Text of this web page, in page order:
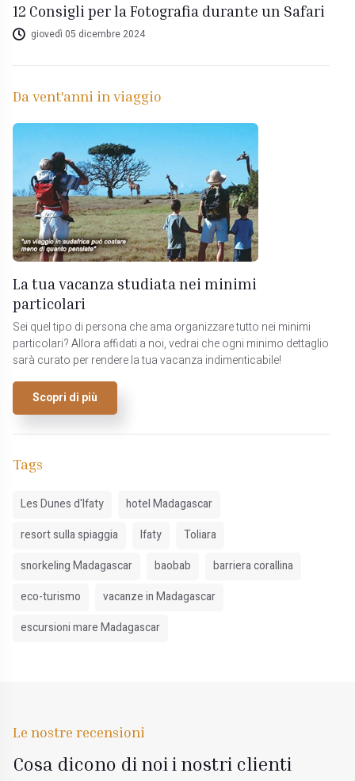
12 Consigli per la Fotografia durante un Safari
giovedì 05 dicembre 2024
Da vent'anni in viaggio
La tua vacanza studiata nei minimi
particolari
Sei quel tipo di persona che ama organizzare tutto nei minimi
particolari? Allora affidati a noi, vedrai che ogni minimo dettaglio
sarà curato per rendere la tua vacanza indimenticabile!
Scopri di più
Tags
Les Dunes d'Ifaty
hotel Madagascar
resort sulla spiaggia
Ifaty
Toliara
snorkeling Madagascar
baobab
barriera corallina
eco-turismo
vacanze in Madagascar
escursioni mare Madagascar
Le nostre recensioni
Cosa dicono di noi i nostri clienti